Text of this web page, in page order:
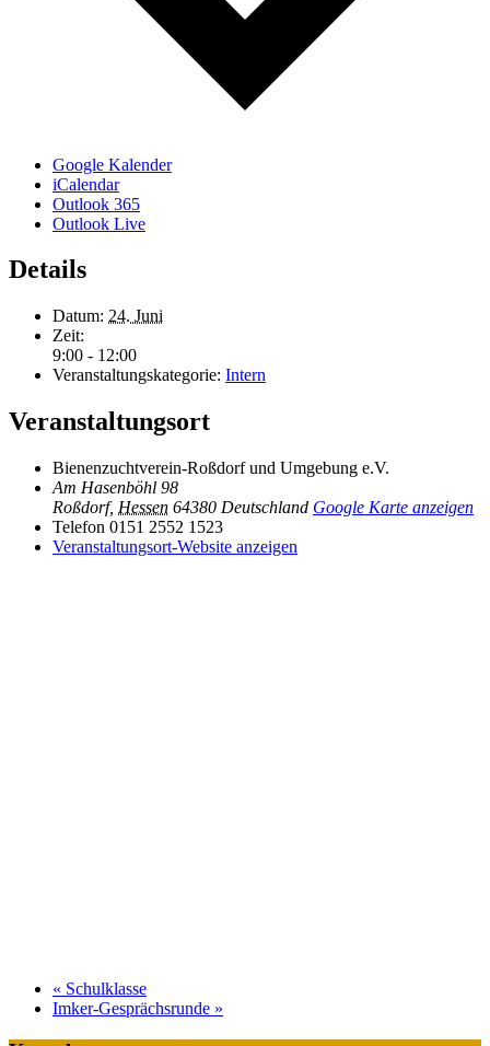
Google Kalender
iCalendar
Outlook 365
Outlook Live
Details
Datum: 24. Juni
Zeit:
9:00 - 12:00
Veranstaltungskategorie: Intern
Veranstaltungsort
Bienenzuchtverein-Roßdorf und Umgebung e.V.
Am Hasenböhl 98
Roßdorf, Hessen 64380 Deutschland Google Karte anzeigen
Telefon 0151 2552 1523
Veranstaltungsort-Website anzeigen
« Schulklasse
Imker-Gesprächsrunde »